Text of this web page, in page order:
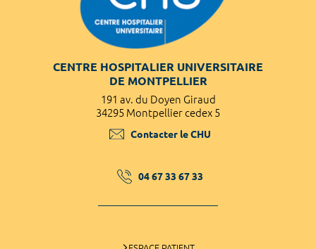
CENTRE HOSPITALIER UNIVERSITAIRE
DE MONTPELLIER
191 av. du Doyen Giraud
34295 Montpellier cedex 5
Contacter le CHU
04 67 33 67 33